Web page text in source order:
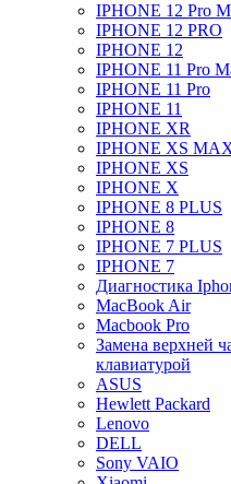
IPHONE 12 Pro
IPHONE 12 PRO
IPHONE 12
IPHONE 11 Pro
IPHONE 11 Pro
IPHONE 11
IPHONE XR
IPHONE XS
IPHONE XS
IPHONE X
IPHONE 8 PLUS
IPHONE 8
IPHONE 7 PLUS
IPHONE 7
Диагностика
MacBook Air
Macbook Pro
Замена верхней
клавиатурой
ASUS
Hewlett Packard
Lenovo
DELL
Sony VAIO